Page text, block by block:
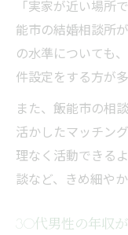
響を解説
年収以外
結婚相談所選
年収300
結婚相談
徴
埼玉県飯
「実家が近い場所
能市の結婚相談所
の水準についても
件設定をする方が
また、飯能市の相
活かしたマッチン
理なく活動できる
談など、きめ細や
30代男性の年収